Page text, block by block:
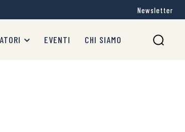
Newsletter
EVENTI CHI SIAMO